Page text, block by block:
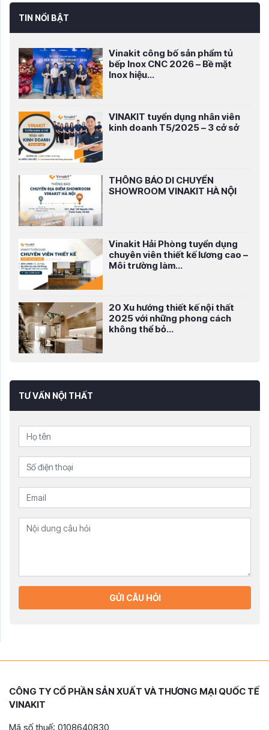
TIN NỔI BẬT
Vinakit công bố sản phẩm tủ
bếp Inox CNC 2026 – Bề mặt
Inox hiệu...
VINAKIT tuyển dụng nhân viên
kinh doanh T5/2025 – 3 cở sở
THÔNG BÁO DI CHUYỂN
SHOWROOM VINAKIT HÀ NỘI
Vinakit Hải Phòng tuyển dụng
chuyên viên thiết kế lương cao –
Môi trường làm...
20 Xu hướng thiết kế nội thất
2025 với những phong cách
không thể bỏ...
TƯ VẤN NỘI THẤT
GỬI CÂU HỎI
CÔNG TY CỔ PHẦN SẢN XUẤT VÀ THƯƠNG MẠI QUỐC TẾ
VINAKIT
Mã số thuế: 0108640830